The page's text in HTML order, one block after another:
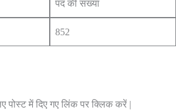
पद की संख्या
852
में दिए गए लिंक पर क्लिक करें |